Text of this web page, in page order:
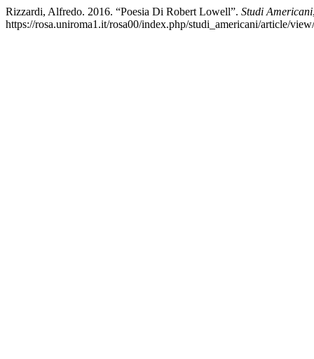
Rizzardi, Alfredo. 2016. “Poesia Di Robert Lowell”. Studi Americani
https://rosa.uniroma1.it/rosa00/index.php/studi_americani/article/